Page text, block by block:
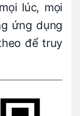
lúc, mọi
ứng dụng
để truy